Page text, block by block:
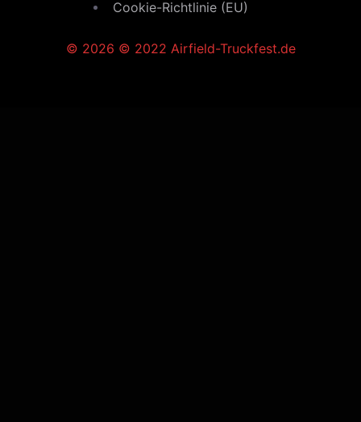
Cookie-Richtlinie (EU)
© 2026 © 2022 Airfield-Truckfest.de